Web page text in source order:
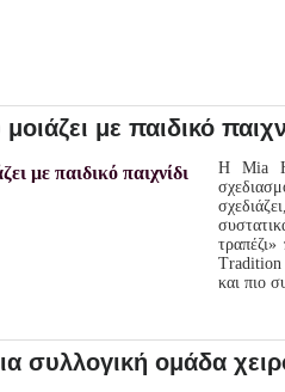
με παιδικό
Η Mia
Tradition
και πιο
συλλογική ομάδα